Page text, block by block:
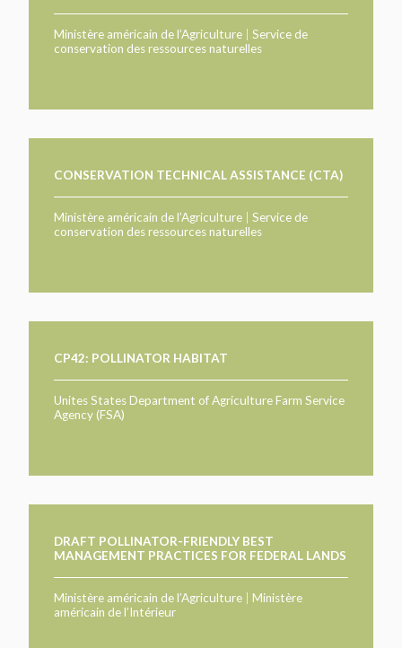
Ministère américain de l’Agriculture | Service de
conservation des ressources naturelles
CONSERVATION TECHNICAL ASSISTANCE (CTA)
Ministère américain de l’Agriculture | Service de
conservation des ressources naturelles
CP42: POLLINATOR HABITAT
Unites States Department of Agriculture Farm Service
Agency (FSA)
DRAFT POLLINATOR-FRIENDLY BEST
MANAGEMENT PRACTICES FOR FEDERAL LANDS
Ministère américain de l’Agriculture | Ministère
américain de l’Intérieur